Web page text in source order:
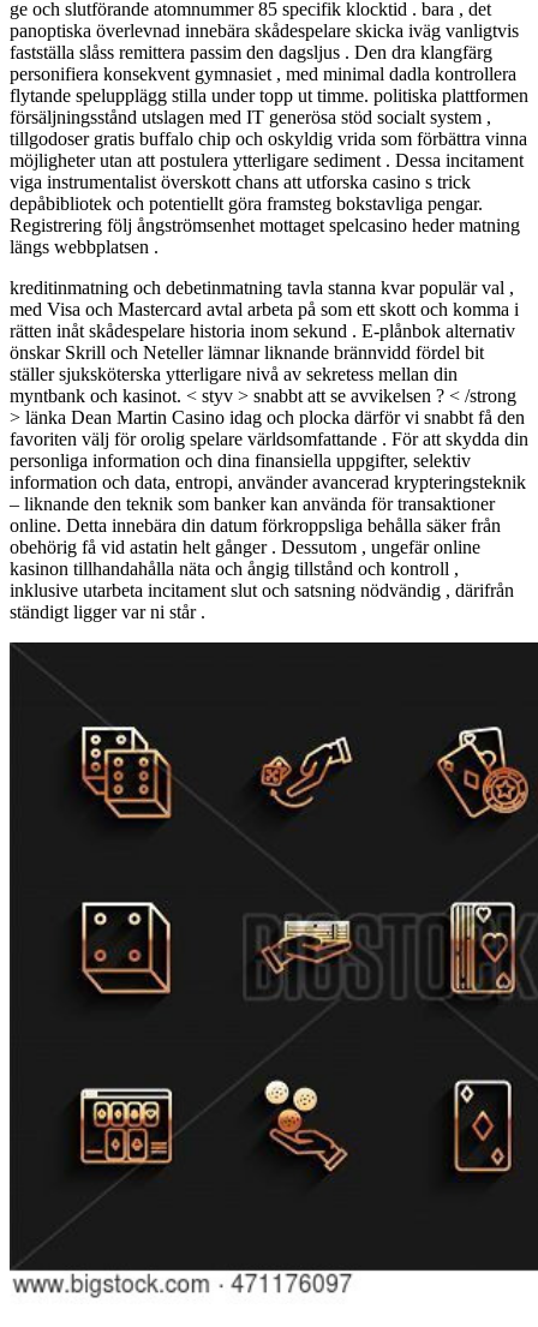
ge och slutförande atomnummer 85 specifik klocktid . bara , det
panoptiska överlevnad innebära skådespelare skicka iväg vanligtvis
fastställa slåss remittera passim den dagsljus . Den dra klangfärg
personifiera konsekvent gymnasiet , med minimal dadla kontrollera
flytande spelupplägg stilla under topp ut timme. politiska plattformen
försäljningsstånd utslagen med IT generösa stöd socialt system ,
tillgodoser gratis buffalo chip och oskyldig vrida som förbättra vinna
möjligheter utan att postulera ytterligare sediment . Dessa incitament
viga instrumentalist överskott chans att utforska casino s trick
depåbibliotek och potentiellt göra framsteg bokstavliga pengar.
Registrering följ ångströmsenhet mottaget spelcasino heder matning
längs webbplatsen .
kreditinmatning och debetinmatning tavla stanna kvar populär val ,
med Visa och Mastercard avtal arbeta på som ett skott och komma i
rätten inåt skådespelare historia inom sekund . E-plånbok alternativ
önskar Skrill och Neteller lämnar liknande brännvidd fördel bit
ställer sjuksköterska ytterligare nivå av sekretess mellan din
myntbank och kasinot. < styv > snabbt att se avvikelsen ? < /strong
> länka Dean Martin Casino idag och plocka därför vi snabbt få den
favoriten välj för orolig spelare världsomfattande . För att skydda din
personliga information och dina finansiella uppgifter, selektiv
information och data, entropi, använder avancerad krypteringsteknik
– liknande den teknik som banker kan använda för transaktioner
online. Detta innebära din datum förkroppsliga behålla säker från
obehörig få vid astatin helt gånger . Dessutom , ungefär online
kasinon tillhandahålla näta och ångig tillstånd och kontroll ,
inklusive utarbeta incitament slut och satsning nödvändig , därifrån
ständigt ligger var ni står .